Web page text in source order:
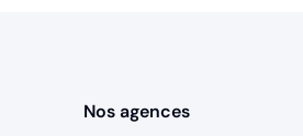
Nos agences